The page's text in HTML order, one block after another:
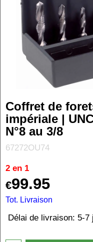
Coffret de
impériale |
N°8 au 3/8
67272OU74
2 en 1
€99.95
Tot. Livraison
Délai de livraison: 5-7